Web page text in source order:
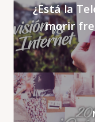
¿Está la
morir